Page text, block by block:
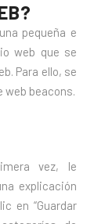
pequeña e
web que se
Para ello, se
web beacons.
vez, le
explicación
en “Guardar